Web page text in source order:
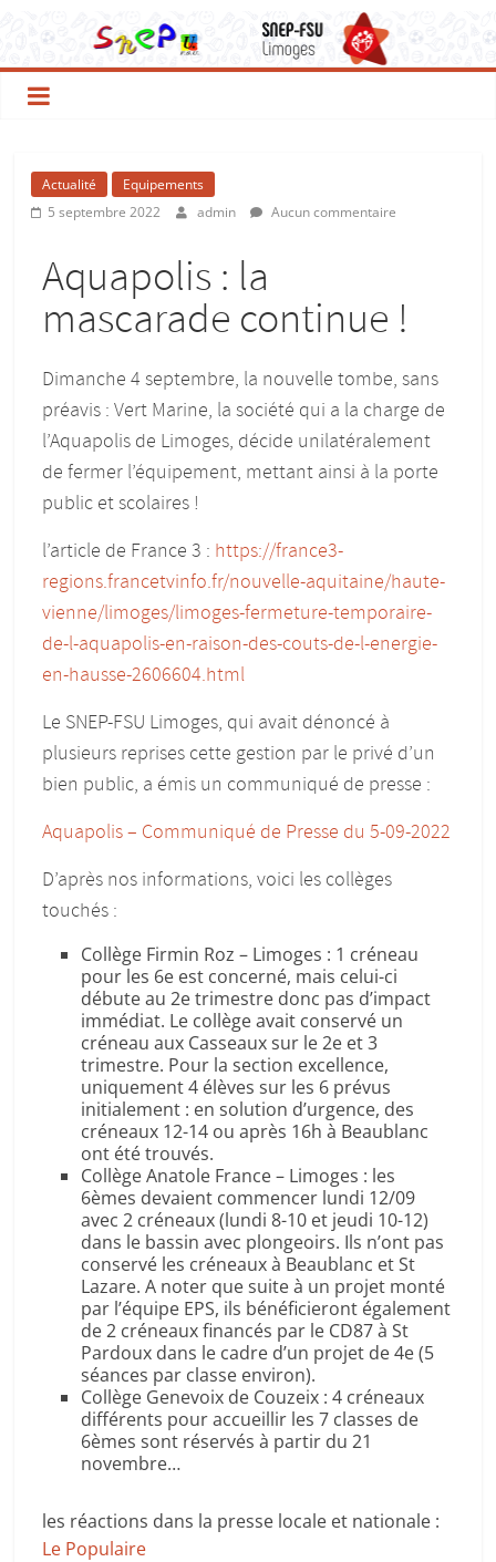
Actualité
Equipements
5 septembre 2022
admin Aucun commentaire
Aquapolis : la
mascarade continue !
Dimanche 4 septembre, la nouvelle tombe, sans
préavis : Vert Marine, la société qui a la charge de
l’Aquapolis de Limoges, décide unilatéralement
de fermer l’équipement, mettant ainsi à la porte
public et scolaires !
l’article de France 3 : https://france3-
regions.francetvinfo.fr/nouvelle-aquitaine/haute-
vienne/limoges/limoges-fermeture-temporaire-
de-l-aquapolis-en-raison-des-couts-de-l-energie-
en-hausse-2606604.html
Le SNEP-FSU Limoges, qui avait dénoncé à
plusieurs reprises cette gestion par le privé d’un
bien public, a émis un communiqué de presse :
Aquapolis – Communiqué de Presse du 5-09-2022
D’après nos informations, voici les collèges
touchés :
Collège Firmin Roz – Limoges : 1 créneau
pour les 6e est concerné, mais celui-ci
débute au 2e trimestre donc pas d’impact
immédiat. Le collège avait conservé un
créneau aux Casseaux sur le 2e et 3
trimestre. Pour la section excellence,
uniquement 4 élèves sur les 6 prévus
initialement : en solution d’urgence, des
créneaux 12-14 ou après 16h à Beaublanc
ont été trouvés.
Collège Anatole France – Limoges : les
6èmes devaient commencer lundi 12/09
avec 2 créneaux (lundi 8-10 et jeudi 10-12)
dans le bassin avec plongeoirs. Ils n’ont pas
conservé les créneaux à Beaublanc et St
Lazare. A noter que suite à un projet monté
par l’équipe EPS, ils bénéficieront également
de 2 créneaux financés par le CD87 à St
Pardoux dans le cadre d’un projet de 4e (5
séances par classe environ).
Collège Genevoix de Couzeix : 4 créneaux
différents pour accueillir les 7 classes de
6èmes sont réservés à partir du 21
novembre…
les réactions dans la presse locale et nationale :
Le Populaire